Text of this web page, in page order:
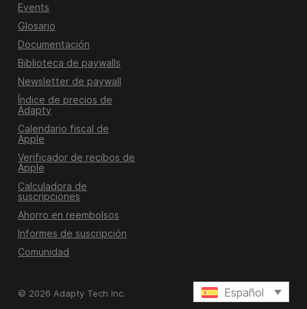
Events
Glosario
Documentación
Biblioteca de paywalls
Newsletter de paywall
Índice de precios de
Adapty
Calendario fiscal de
Apple
Verificador de recibos de
Apple
Calculadora de
suscripciones
Ahorro en reembolsos
Informes de suscripción
Comunidad
© 2026 Adapty Tech Inc. Español